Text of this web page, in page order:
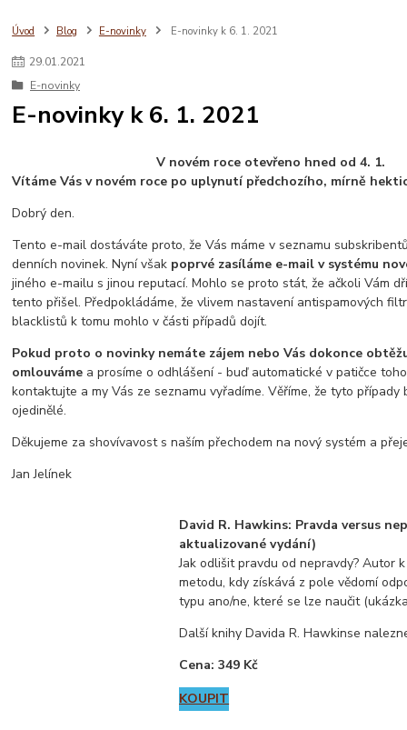
Úvod Blog E-novinky E-novinky k 6. 1. 2021
29.01.2021
E-novinky
E-novinky k 6. 1. 2021
V novém roce otevřeno hned od 4. 1.
Vítáme Vás v novém roce po uplynutí předchozího, mírně
Dobrý den.
Tento e-mail dostáváte proto, že Vás máme v seznamu
denních novinek. Nyní však poprvé zasíláme e-mail v systému
jiného e-mailu s jinou reputací. Mohlo se proto stát, že ačkoli Vám
tento přišel. Předpokládáme, že vlivem nastavení antispamových
blacklistů k tomu mohlo v části případů dojít.
Pokud proto o novinky nemáte zájem nebo Vás dokonce
omlouváme a prosíme o odhlášení - buď automatické v patičce
kontaktujte a my Vás ze seznamu vyřadíme. Věříme, že tyto případy
ojedinělé.
Děkujeme za shovívavost s naším přechodem na nový systém a
Jan Jelínek
David R. Hawkins: Pravda versus
aktualizované vydání)
Jak odlišit pravdu od nepravdy? Autor
metodu, kdy získává z pole vědomí
typu ano/ne, které se lze naučit
Další knihy Davida R. Hawkinse
Cena: 349 Kč
KOUPIT